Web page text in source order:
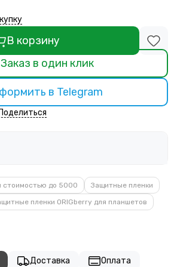
В корзину
Заказ в один клик
в Telegram
Поделиться
стоимостью до 5000
Защитные пленки
пленки ORIGberry для планшетов
Доставка Оплата